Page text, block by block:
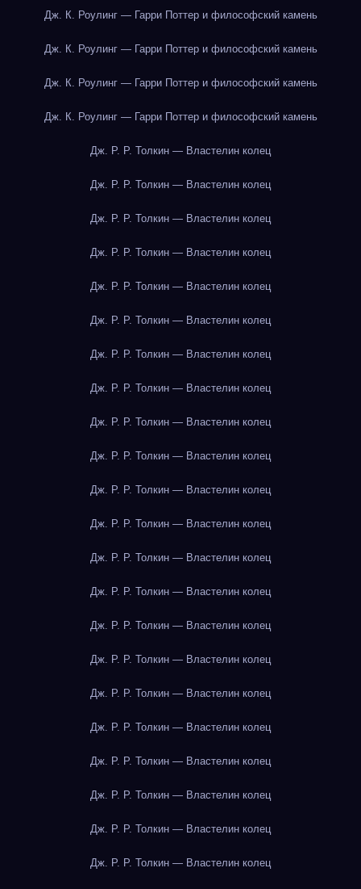
Дж. К. Роулинг — Гарри Поттер и философский камень
Дж. К. Роулинг — Гарри Поттер и философский камень
Дж. К. Роулинг — Гарри Поттер и философский камень
Дж. К. Роулинг — Гарри Поттер и философский камень
Дж. Р. Р. Толкин — Властелин колец
Дж. Р. Р. Толкин — Властелин колец
Дж. Р. Р. Толкин — Властелин колец
Дж. Р. Р. Толкин — Властелин колец
Дж. Р. Р. Толкин — Властелин колец
Дж. Р. Р. Толкин — Властелин колец
Дж. Р. Р. Толкин — Властелин колец
Дж. Р. Р. Толкин — Властелин колец
Дж. Р. Р. Толкин — Властелин колец
Дж. Р. Р. Толкин — Властелин колец
Дж. Р. Р. Толкин — Властелин колец
Дж. Р. Р. Толкин — Властелин колец
Дж. Р. Р. Толкин — Властелин колец
Дж. Р. Р. Толкин — Властелин колец
Дж. Р. Р. Толкин — Властелин колец
Дж. Р. Р. Толкин — Властелин колец
Дж. Р. Р. Толкин — Властелин колец
Дж. Р. Р. Толкин — Властелин колец
Дж. Р. Р. Толкин — Властелин колец
Дж. Р. Р. Толкин — Властелин колец
Дж. Р. Р. Толкин — Властелин колец
Дж. Р. Р. Толкин — Властелин колец